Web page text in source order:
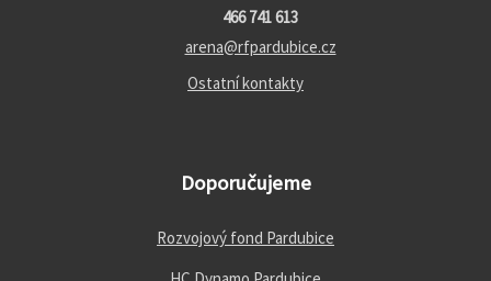
466 741 613
arena@rfpardubice.cz
Ostatní kontakty
Doporučujeme
Rozvojový fond Pardubice